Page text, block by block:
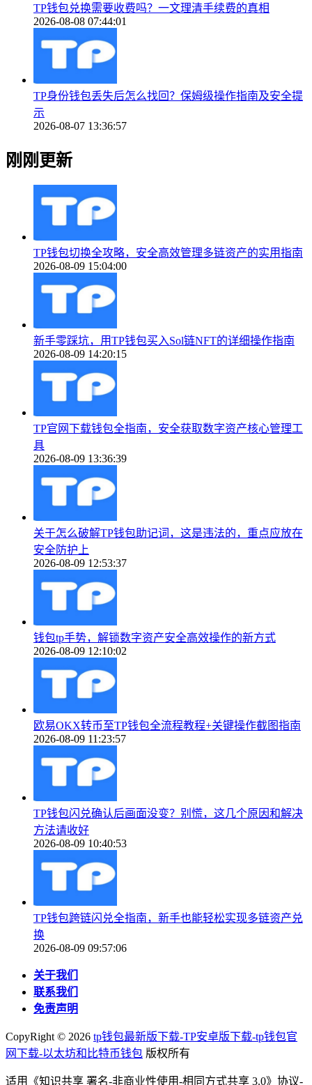
TP钱包兑换需要收费吗？一文理清手续费的真相
2026-08-08 07:44:01
TP身份钱包丢失后怎么找回？保姆级操作指南及安全提
示
2026-08-07 13:36:57
刚刚更新
TP钱包切换全攻略，安全高效管理多链资产的实用指南
2026-08-09 15:04:00
新手零踩坑，用TP钱包买入Sol链NFT的详细操作指南
2026-08-09 14:20:15
TP官网下载钱包全指南，安全获取数字资产核心管理工
具
2026-08-09 13:36:39
关于怎么破解TP钱包助记词，这是违法的，重点应放在
安全防护上
2026-08-09 12:53:37
钱包tp手势，解锁数字资产安全高效操作的新方式
2026-08-09 12:10:02
欧易OKX转币至TP钱包全流程教程+关键操作截图指南
2026-08-09 11:23:57
TP钱包闪兑确认后画面没变？别慌，这几个原因和解决
方法请收好
2026-08-09 10:40:53
TP钱包跨链闪兑全指南，新手也能轻松实现多链资产兑
换
2026-08-09 09:57:06
关于我们
联系我们
免责声明
CopyRight © 2026 tp钱包最新版下载-TP安卓版下载-tp钱包官
网下载-以太坊和比特币钱包 版权所有
适用《知识共享 署名-非商业性使用-相同方式共享 3.0》协议-